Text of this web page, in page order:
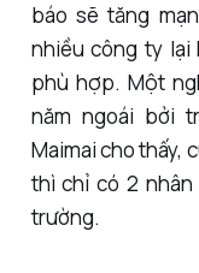
báo sẽ tăng
nhiều công ty lại
phù hợp. Một
năm ngoái bởi
Maimai cho thấy,
thì chỉ có 2
trường.